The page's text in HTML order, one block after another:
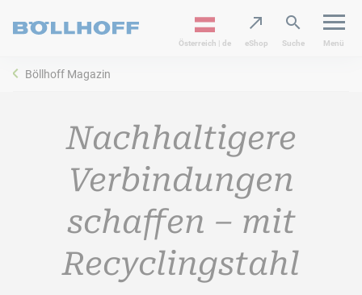
Österreich | de eShop Suche Menü
Böllhoff Magazin
Nachhaltigere
Verbindungen
schaffen – mit
Recyclingstahl